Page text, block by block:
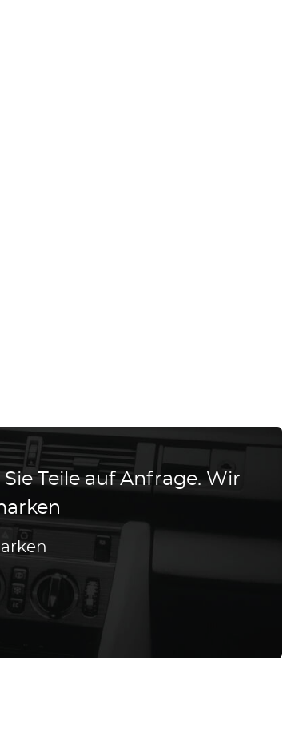
Teile auf Anfrage. Wir